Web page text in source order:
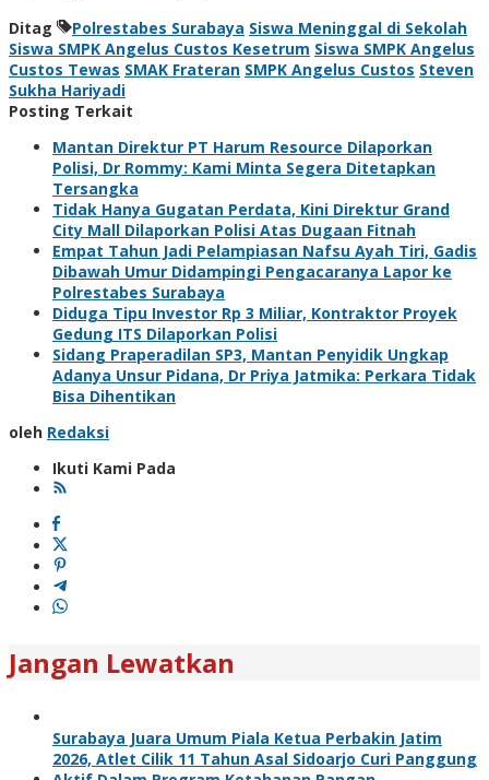
Ditag Polrestabes Surabaya Siswa Meninggal di Sekolah
Siswa SMPK Angelus Custos Kesetrum Siswa SMPK Angelus
Custos Tewas SMAK Frateran SMPK Angelus Custos Steven
Sukha Hariyadi
Posting Terkait
Mantan Direktur PT Harum Resource Dilaporkan
Polisi, Dr Rommy: Kami Minta Segera Ditetapkan
Tersangka
Tidak Hanya Gugatan Perdata, Kini Direktur Grand
City Mall Dilaporkan Polisi Atas Dugaan Fitnah
Empat Tahun Jadi Pelampiasan Nafsu Ayah Tiri, Gadis
Dibawah Umur Didampingi Pengacaranya Lapor ke
Polrestabes Surabaya
Diduga Tipu Investor Rp 3 Miliar, Kontraktor Proyek
Gedung ITS Dilaporkan Polisi
Sidang Praperadilan SP3, Mantan Penyidik Ungkap
Adanya Unsur Pidana, Dr Priya Jatmika: Perkara Tidak
Bisa Dihentikan
oleh Redaksi
Ikuti Kami Pada
Jangan Lewatkan
Surabaya Juara Umum Piala Ketua Perbakin Jatim
2026, Atlet Cilik 11 Tahun Asal Sidoarjo Curi Panggung